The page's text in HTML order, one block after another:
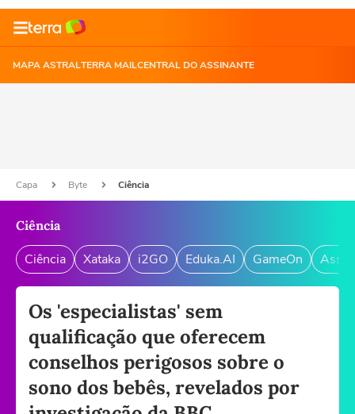
MAPA ASTRALTERRA MAILCENTRAL DO ASSINANTE
Capa Byte Ciência
Ciência
Ciência Xataka i2GO Eduka.AI GameOn
Os 'especialistas' sem
qualificação que oferecem
conselhos perigosos sobre o
sono dos bebês, revelados por